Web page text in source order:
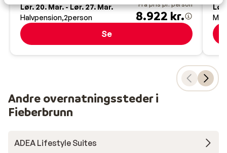
Lør. 20. Mar. - Lør. 27. Mar.
Halvpension 2person
Fra pris pr. person
8.922 kr.
Se
Andre overnatningssteder i
Fieberbrunn
ADEA Lifestyle Suites